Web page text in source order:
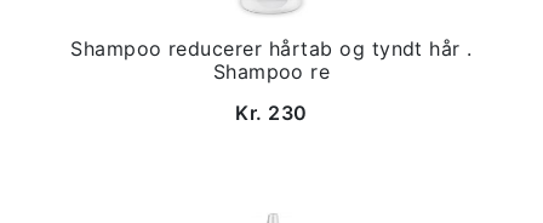
Shampoo reducerer hårtab og tyndt hår .
Shampoo re
Kr. 230